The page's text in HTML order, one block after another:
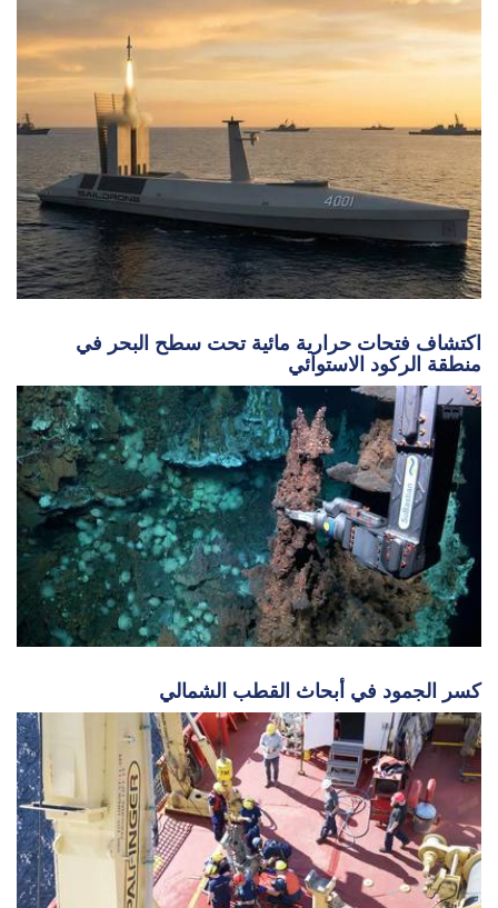
اكتشاف فتحات حرارية مائية تحت سطح البحر في
منطقة الركود الاستوائي
كسر الجمود في أبحاث القطب الشمالي